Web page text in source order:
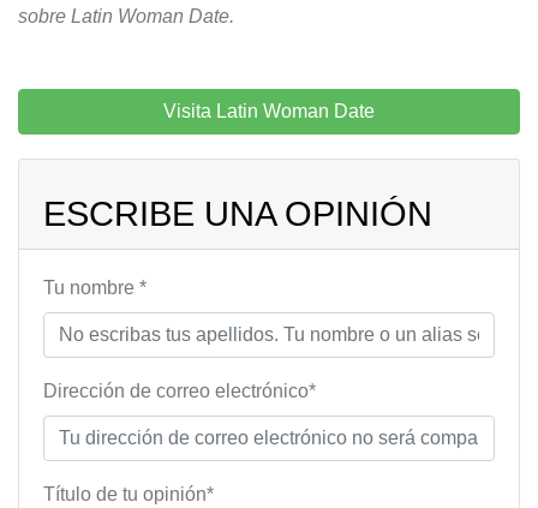
sobre Latin Woman Date.
Visita Latin Woman Date
ESCRIBE UNA OPINIÓN
Tu nombre *
Dirección de correo electrónico*
Título de tu opinión*